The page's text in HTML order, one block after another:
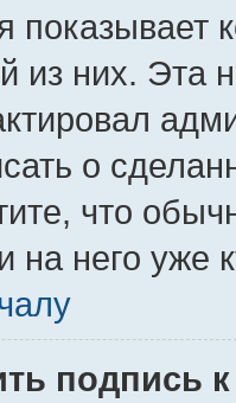
показывает
из них. Эта
о
что
него уже
подпись